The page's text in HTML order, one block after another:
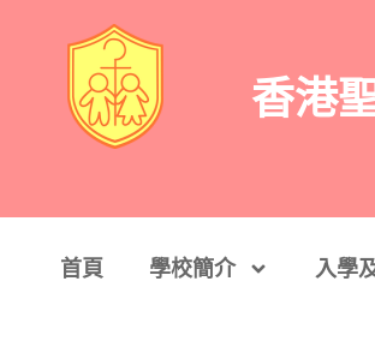
香港
首頁 學校簡介 入學